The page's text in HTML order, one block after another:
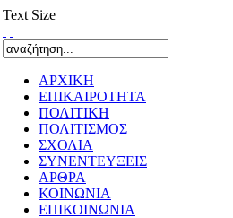
Text Size
ΑΡΧΙΚΗ
ΕΠΙΚΑΙΡΟΤΗΤΑ
ΠΟΛΙΤΙΚΗ
ΠΟΛΙΤΙΣΜΟΣ
ΣΧΟΛΙΑ
ΣΥΝΕΝΤΕΥΞΕΙΣ
ΑΡΘΡΑ
ΚΟΙΝΩΝΙΑ
ΕΠΙΚΟΙΝΩΝΙΑ